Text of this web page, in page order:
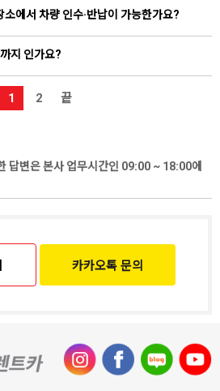
소에서 차량 인수·반납이 가능한가요?
지 인가요?
1 2 끝
답변은 본사 업무시간인 09:00 ~ 18:00에
카카오톡 문의